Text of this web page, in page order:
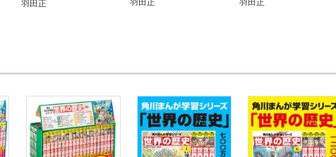
羽田正
羽田正
羽田正